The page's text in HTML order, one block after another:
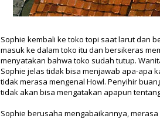
Sophie kembali ke toko topi saat larut dan
masuk ke dalam toko itu dan bersikeras
menyatakan bahwa toko sudah tutup.
Sophie jelas tidak bisa menjawab apa-apa
tidak merasa mengenal Howl. Penyihir
tidak akan bisa mengatakan apapun
Sophie berusaha mengabaikannya,